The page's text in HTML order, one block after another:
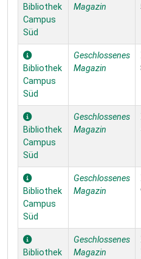
Bibliothek
Campus
Süd
Magazin
Bibliothek
Campus
Süd
Geschlossenes
Magazin
Bibliothek
Campus
Süd
Geschlossenes
Magazin
Bibliothek
Campus
Süd
Geschlossenes
Magazin
Bibliothek
Geschlossenes
Magazin